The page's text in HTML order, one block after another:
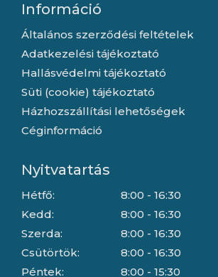
Információ
Általános szerződési feltételek
Adatkezelési tájékoztató
Hallásvédelmi tájékoztató
Süti (cookie) tájékoztató
Házhozszállítási lehetőségek
Céginformáció
Nyitvatartás
Hétfő:
Kedd:
Szerda:
Csütörtök:
Péntek:
8:00 - 16:30
8:00 - 16:30
8:00 - 16:30
8:00 - 16:30
8:00 - 15:30